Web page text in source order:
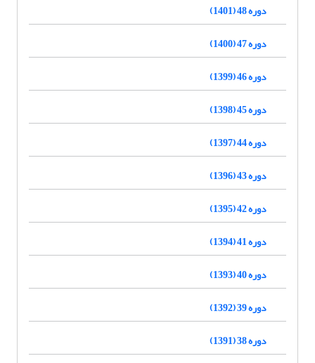
دوره 48 (1401)
دوره 47 (1400)
دوره 46 (1399)
دوره 45 (1398)
دوره 44 (1397)
دوره 43 (1396)
دوره 42 (1395)
دوره 41 (1394)
دوره 40 (1393)
دوره 39 (1392)
دوره 38 (1391)